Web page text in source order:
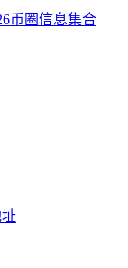
币圈信息集合